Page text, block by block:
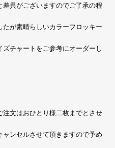
異がございますのでご了承の程
が素晴らしいカラーフロッキー
チャートをご参考にオーダーし
文はおひとり様二枚までとさせ
ンセルさせて頂きますので予め